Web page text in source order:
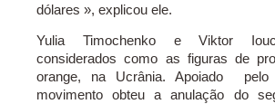
dólares », explicou ele.
Yulia Timochenko e Viktor
considerados como as figuras de
orange, na Ucrânia. Apoiado pelo
movimento obteu a anulação do